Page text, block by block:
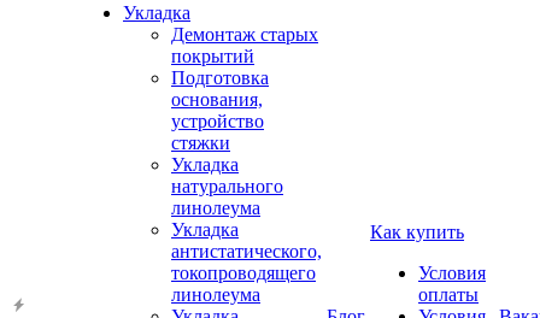
Укладка
Демонтаж старых
покрытий
Подготовка
основания,
устройство
стяжки
Укладка
натурального
линолеума
Укладка
антистатического,
токопроводящего
линолеума
Как купить
Условия
оплаты